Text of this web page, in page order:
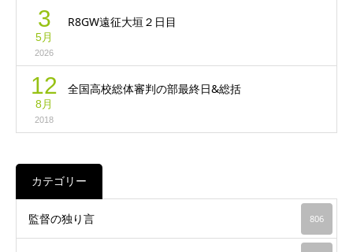
3
5月
2026
R8GW遠征大垣２日目
12
8月
2018
全国高校総体審判の部最終日&総括
カテゴリー
監督の独り言 806